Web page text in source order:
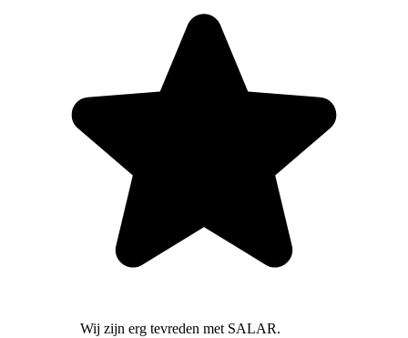
Wij zijn erg tevreden met SALAR.